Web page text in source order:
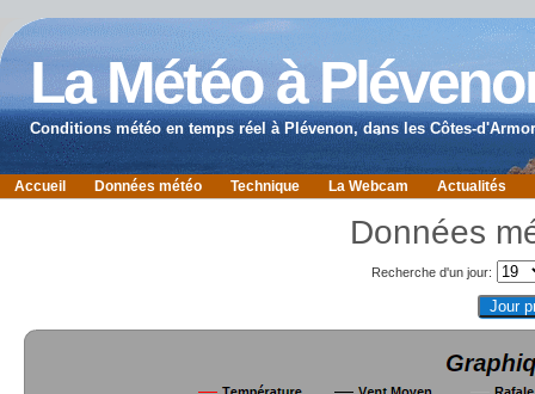
La Météo à
Conditions météo en temps réel à Plévenon, dans les Côtes-
Accueil Données météo Technique La Webcam Actualités
Données
Recherche d'un jour: